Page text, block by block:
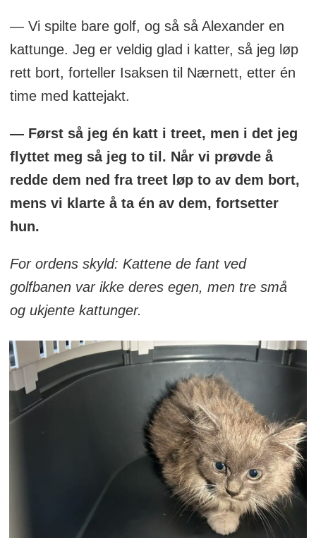
— Vi spilte bare golf, og så så Alexander en
kattunge. Jeg er veldig glad i katter, så jeg løp
rett bort, forteller Isaksen til Nærnett, etter én
time med kattejakt.
— Først så jeg én katt i treet, men i det jeg
flyttet meg så jeg to til. Når vi prøvde å
redde dem ned fra treet løp to av dem bort,
mens vi klarte å ta én av dem, fortsetter
hun.
For ordens skyld: Kattene de fant ved
golfbanen var ikke deres egen, men tre små
og ukjente kattunger.